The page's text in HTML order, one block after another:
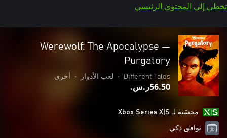
تخطي إلى المحتوى الرئيسي
Werewolf: The Apocalypse —
Purgatory
Different Tales
• لعب الأدوار • أخرى
‪ر.س.‏‎56.50‬
محسّنة لـ Xbox Series X|S
توافق ذكي